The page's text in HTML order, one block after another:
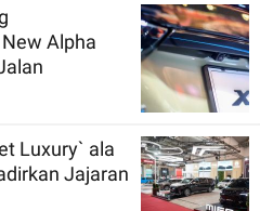
Alpha
Luxury` ala
Jajaran